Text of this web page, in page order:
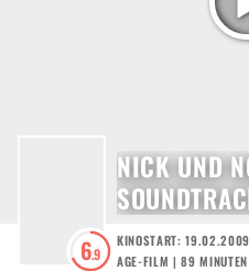
6.9
NICK UND
KINOSTART: 19.02.2009
AGE-FILM | 89 MINUTEN